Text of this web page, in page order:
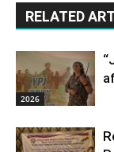
RELATED
2026